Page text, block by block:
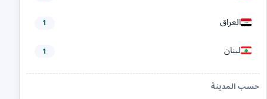
العراق 1
لبنان 1
حسب المدينة